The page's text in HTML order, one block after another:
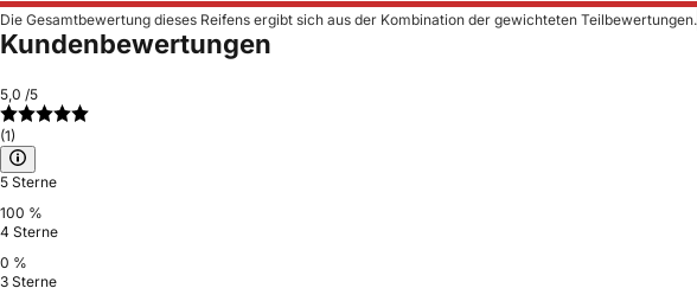
Die Gesamtbewertung dieses Reifens ergibt sich aus der Kombination der gewichteten Teilbewertungen.
Kundenbewertungen
5,0 /5
(1)
5 Sterne
100 %
4 Sterne
0 %
3 Sterne